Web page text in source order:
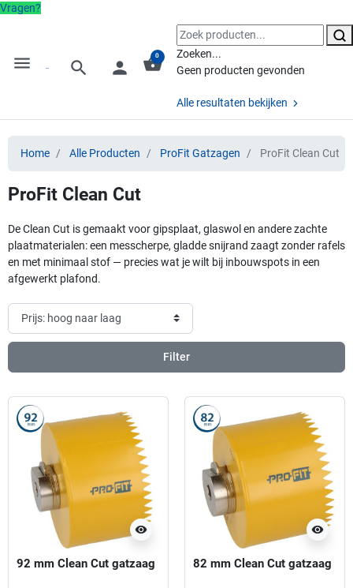
Vragen?
menu search person shopping_basket
0
Zoeken...
Geen producten gevonden
Alle resultaten bekijken
Home Alle Producten ProFit Gatzagen ProFit Clean Cut
ProFit Clean Cut
De Clean Cut is gemaakt voor gipsplaat, glaswol en andere zachte
plaatmaterialen: een messcherpe, gladde snijrand zaagt zonder rafels
en met minimaal stof — precies wat je wilt bij inbouwspots in een
afgewerkt plafond.
Filter
visibility
92 mm Clean Cut gatzaag
visibility
82 mm Clean Cut gatzaag